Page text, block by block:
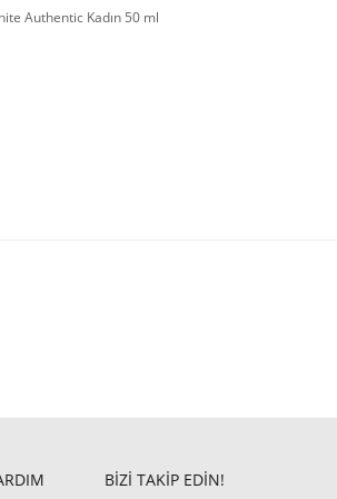
Authentic Kadın 50 ml
BİZİ TAKİP EDİN!